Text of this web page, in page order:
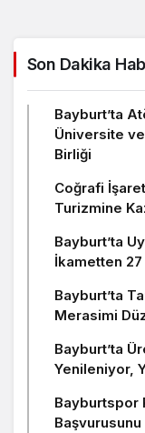
Son Dakika
Bayburt’ta
Üniversite
Birliği
Coğrafi
Turizmine
Bayburt’ta
İkametten 27
Bayburt’ta
Merasimi
Bayburt’ta
Yenileniyor,
Bayburtspor
Başvurusunu